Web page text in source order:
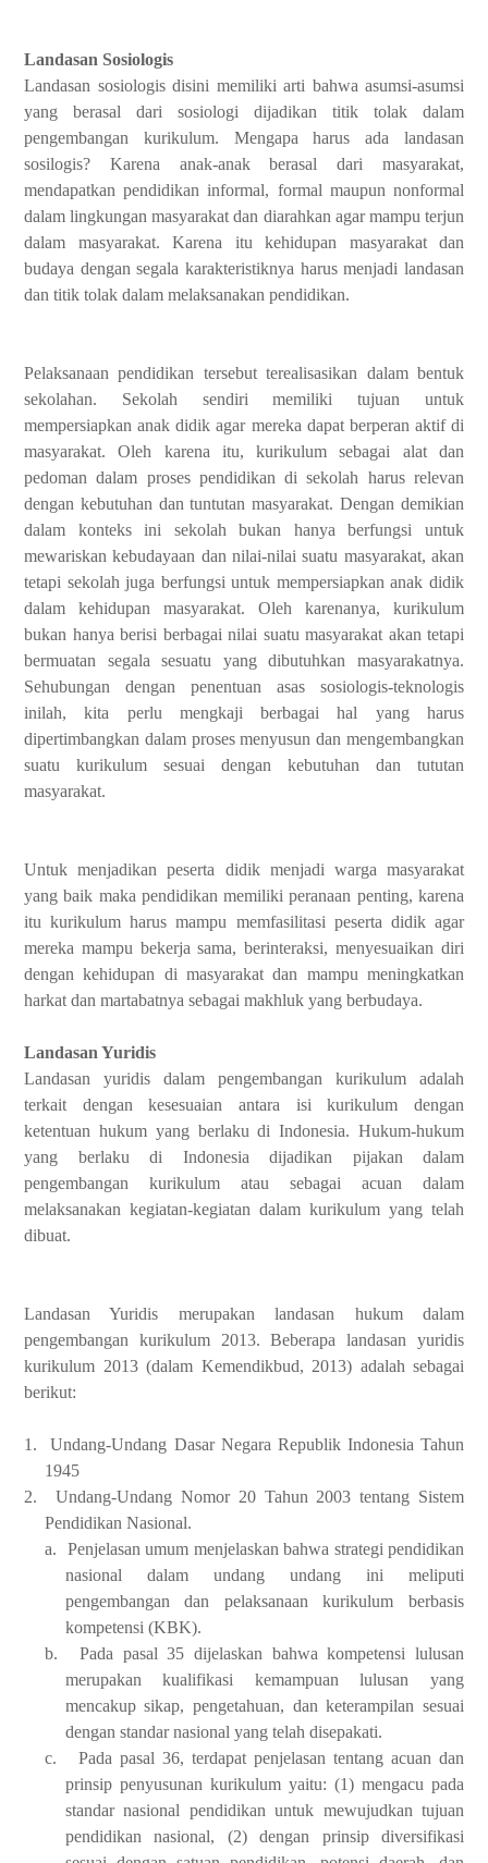
Landasan Sosiologis
Landasan sosiologis disini memiliki arti bahwa asumsi-asumsi
yang berasal dari sosiologi dijadikan titik tolak dalam
pengembangan kurikulum. Mengapa harus ada landasan
sosilogis? Karena anak-anak berasal dari masyarakat,
mendapatkan pendidikan informal, formal maupun nonformal
dalam lingkungan masyarakat dan diarahkan agar mampu terjun
dalam masyarakat. Karena itu kehidupan masyarakat dan
budaya dengan segala karakteristiknya harus menjadi landasan
dan titik tolak dalam melaksanakan pendidikan.
Pelaksanaan pendidikan tersebut terealisasikan dalam bentuk
sekolahan. Sekolah sendiri memiliki tujuan untuk
mempersiapkan anak didik agar mereka dapat berperan aktif di
masyarakat. Oleh karena itu, kurikulum sebagai alat dan
pedoman dalam proses pendidikan di sekolah harus relevan
dengan kebutuhan dan tuntutan masyarakat. Dengan demikian
dalam konteks ini sekolah bukan hanya berfungsi untuk
mewariskan kebudayaan dan nilai-nilai suatu masyarakat, akan
tetapi sekolah juga berfungsi untuk mempersiapkan anak didik
dalam kehidupan masyarakat. Oleh karenanya, kurikulum
bukan hanya berisi berbagai nilai suatu masyarakat akan tetapi
bermuatan segala sesuatu yang dibutuhkan masyarakatnya.
Sehubungan dengan penentuan asas sosiologis-teknologis
inilah, kita perlu mengkaji berbagai hal yang harus
dipertimbangkan dalam proses menyusun dan mengembangkan
suatu kurikulum sesuai dengan kebutuhan dan tututan
masyarakat.
Untuk menjadikan peserta didik menjadi warga masyarakat
yang baik maka pendidikan memiliki peranaan penting, karena
itu kurikulum harus mampu memfasilitasi peserta didik agar
mereka mampu bekerja sama, berinteraksi, menyesuaikan diri
dengan kehidupan di masyarakat dan mampu meningkatkan
harkat dan martabatnya sebagai makhluk yang berbudaya.
Landasan Yuridis
Landasan yuridis dalam pengembangan kurikulum adalah
terkait dengan kesesuaian antara isi kurikulum dengan
ketentuan hukum yang berlaku di Indonesia. Hukum-hukum
yang berlaku di Indonesia dijadikan pijakan dalam
pengembangan kurikulum atau sebagai acuan dalam
melaksanakan kegiatan-kegiatan dalam kurikulum yang telah
dibuat.
Landasan Yuridis merupakan landasan hukum dalam
pengembangan kurikulum 2013. Beberapa landasan yuridis
kurikulum 2013 (dalam Kemendikbud, 2013) adalah sebagai
berikut:
1.
Undang-Undang Dasar Negara Republik Indonesia Tahun
1945
2.
Undang-Undang Nomor 20 Tahun 2003 tentang Sistem
Pendidikan Nasional.
a.
Penjelasan umum menjelaskan bahwa strategi pendidikan
nasional dalam undang undang ini meliputi
pengembangan dan pelaksanaan kurikulum berbasis
kompetensi (KBK).
b.
Pada pasal 35 dijelaskan bahwa kompetensi lulusan
merupakan kualifikasi kemampuan lulusan yang
mencakup sikap, pengetahuan, dan keterampilan sesuai
dengan standar nasional yang telah disepakati.
c.
Pada pasal 36, terdapat penjelasan tentang acuan dan
prinsip penyusunan kurikulum yaitu: (1) mengacu pada
standar nasional pendidikan untuk mewujudkan tujuan
pendidikan nasional, (2) dengan prinsip diversifikasi